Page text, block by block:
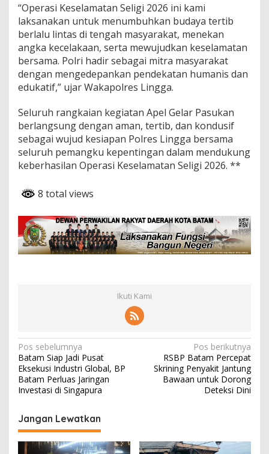
“Operasi Keselamatan Seligi 2026 ini kami
laksanakan untuk menumbuhkan budaya tertib
berlalu lintas di tengah masyarakat, menekan
angka kecelakaan, serta mewujudkan keselamatan
bersama. Polri hadir sebagai mitra masyarakat
dengan mengedepankan pendekatan humanis dan
edukatif,” ujar Wakapolres Lingga.
Seluruh rangkaian kegiatan Apel Gelar Pasukan
berlangsung dengan aman, tertib, dan kondusif
sebagai wujud kesiapan Polres Lingga bersama
seluruh pemangku kepentingan dalam mendukung
keberhasilan Operasi Keselamatan Seligi 2026. **
8 total views
Ikuti Kami
N
a
v
g
a
Pos sebelumnya
Batam Siap Jadi Pusat
Eksekusi Industri Global, BP
Batam Perluas Jaringan
Investasi di Singapura
Pos berikutnya
RSBP Batam Percepat
Skrining Penyakit Jantung
Bawaan untuk Dorong
Deteksi Dini
Jangan Lewatkan